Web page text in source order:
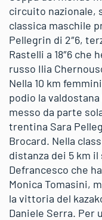
circuito nazionale,
classica maschile
Pellegrin di 2″6,
Rastelli a 18″6 che
russo Ilia
Nella 10 km
podio la
messo da parte
trentina Sara
Brocard. Nella
distanza dei 5 km
Defrancesco che
Monica Tomasini,
la vittoria del
Daniele Serra.